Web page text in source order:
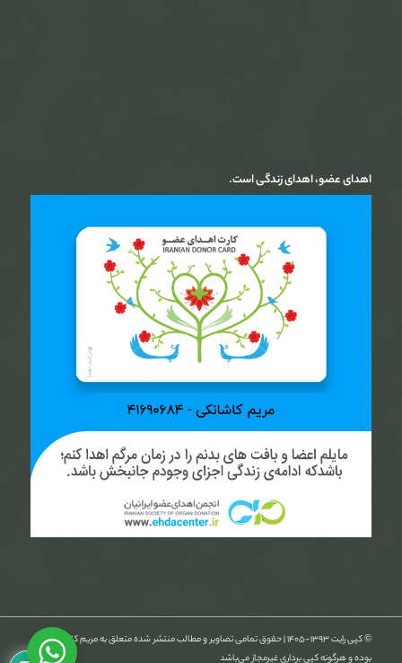
اهدای عضو، اهدای زندگی است.
© کپی رایت ۱۳۹۳-۱۴۰۵ | حقوق تمامی تصاویر و مطالب منتشر شده متعلق به مریم کاشانکی
بوده و هرگونه کپی برداری غیرمجاز می‌باشد